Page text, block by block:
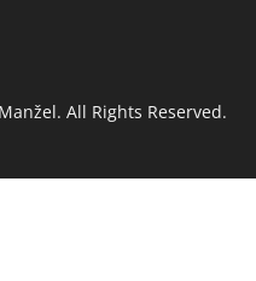
All Rights Reserved.